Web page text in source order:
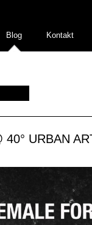
Blog Kontakt
URBAN